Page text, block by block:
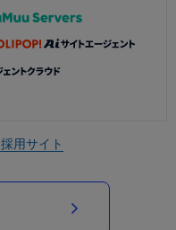
採用サイト